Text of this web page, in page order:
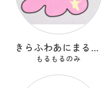
きらふわあにまるふれんず
もるもるのみ